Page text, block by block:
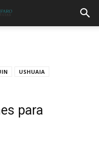
USHUAIA
para